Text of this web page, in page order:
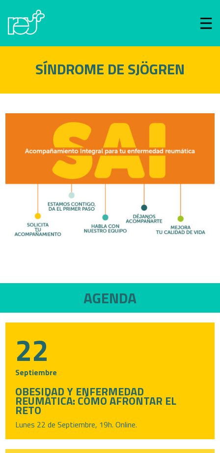
SÍNDROME DE SJÖGREN
AGENDA
22
Septiembre
OBESIDAD Y ENFERMEDAD
REUMÁTICA: CÓMO AFRONTAR EL
RETO
Lunes 22 de Septiembre, 19h. Online.